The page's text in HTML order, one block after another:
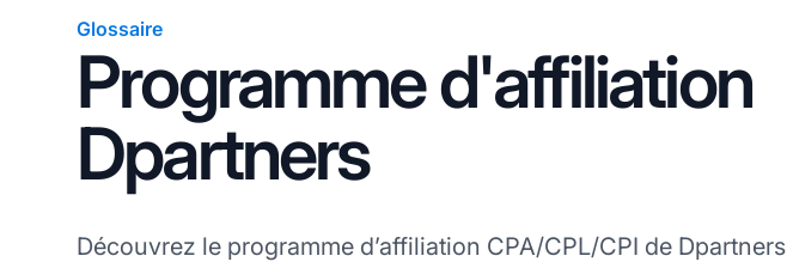
Glossaire
Programme d'affiliation
Dpartners
Découvrez le programme d’affiliation CPA/CPL/CPI de Dpartners